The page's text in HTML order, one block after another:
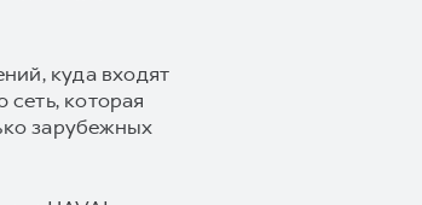
куда входят
которая
зарубежных